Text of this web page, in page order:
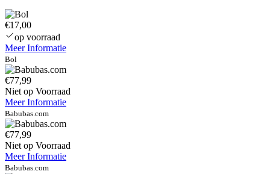
€17,00
op voorraad
Meer Informatie
Bol
€77,99
Niet op Voorraad
Meer Informatie
Babubas.com
€77,99
Niet op Voorraad
Meer Informatie
Babubas.com